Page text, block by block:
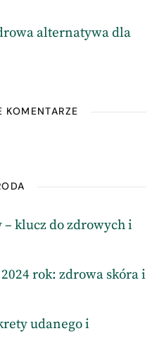
alternatywa dla
KOMENTARZE
klucz do zdrowych i
rok: zdrowa skóra i
udanego i